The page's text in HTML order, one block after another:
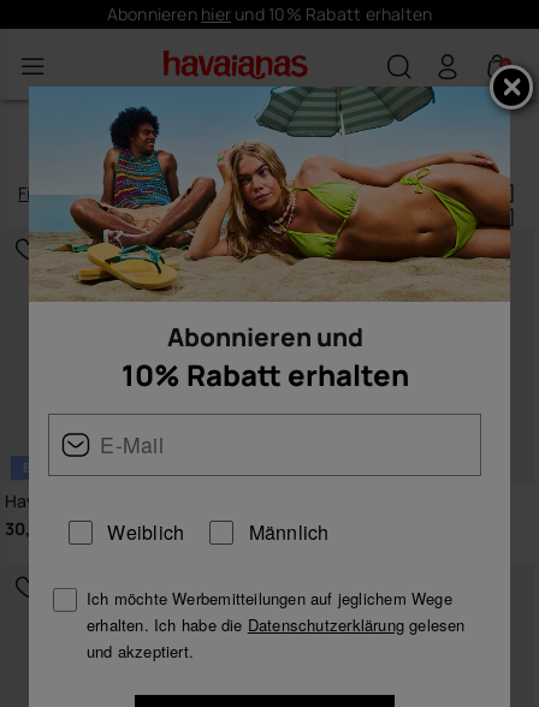
Gratis versand für Deine Bestellungen
0
SCHUHE DAMEN
253 Produkte|
Filternundsortieren
BESTSELLER
Havaianas Slim
30,00 €
24,00 €
Abonnieren und
10% Rabatt erhalten
Weiblich Männlich
Ich möchte Werbemitteilungen auf jeglichem Wege
erhalten. Ich habe die Datenschutzerklärung gelesen
und akzeptiert.